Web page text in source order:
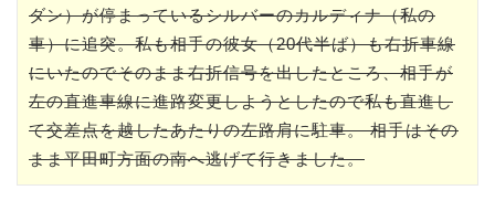
ダン）が停まっているシルバーのカルディナ（私の
車）に追突。私も相手の彼女（20代半ば）も右折車線
にいたのでそのまま右折信号を出したところ、相手が
左の直進車線に進路変更しようとしたので私も直進し
て交差点を越したあたりの左路肩に駐車。 相手はその
まま平田町方面の南へ逃げて行きました。